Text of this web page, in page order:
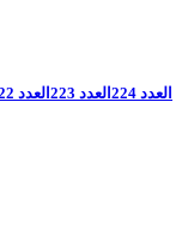
العدد 224 العدد 223 العدد 222